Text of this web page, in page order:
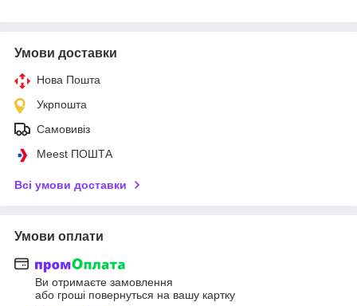
Умови доставки
Нова Пошта
Укрпошта
Самовивіз
Meest ПОШТА
Всі умови доставки
Умови оплати
Ви отримаєте замовлення
або гроші повернуться на вашу картку